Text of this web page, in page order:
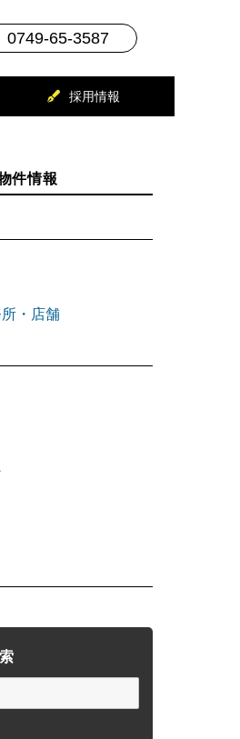
0749-65-3587
採用情報
件情報
・店舗